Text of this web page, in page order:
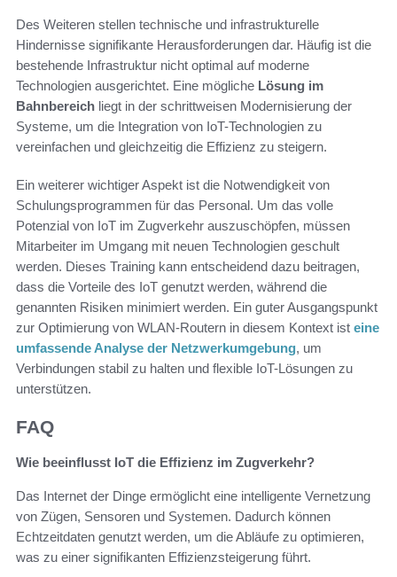
Des Weiteren stellen technische und infrastrukturelle
Hindernisse signifikante Herausforderungen dar. Häufig ist die
bestehende Infrastruktur nicht optimal auf moderne
Technologien ausgerichtet. Eine mögliche Lösung im
Bahnbereich liegt in der schrittweisen Modernisierung der
Systeme, um die Integration von IoT-Technologien zu
vereinfachen und gleichzeitig die Effizienz zu steigern.
Ein weiterer wichtiger Aspekt ist die Notwendigkeit von
Schulungsprogrammen für das Personal. Um das volle
Potenzial von IoT im Zugverkehr auszuschöpfen, müssen
Mitarbeiter im Umgang mit neuen Technologien geschult
werden. Dieses Training kann entscheidend dazu beitragen,
dass die Vorteile des IoT genutzt werden, während die
genannten Risiken minimiert werden. Ein guter Ausgangspunkt
zur Optimierung von WLAN-Routern in diesem Kontext ist eine
umfassende Analyse der Netzwerkumgebung, um
Verbindungen stabil zu halten und flexible IoT-Lösungen zu
unterstützen.
FAQ
Wie beeinflusst IoT die Effizienz im Zugverkehr?
Das Internet der Dinge ermöglicht eine intelligente Vernetzung
von Zügen, Sensoren und Systemen. Dadurch können
Echtzeitdaten genutzt werden, um die Abläufe zu optimieren,
was zu einer signifikanten Effizienzsteigerung führt.